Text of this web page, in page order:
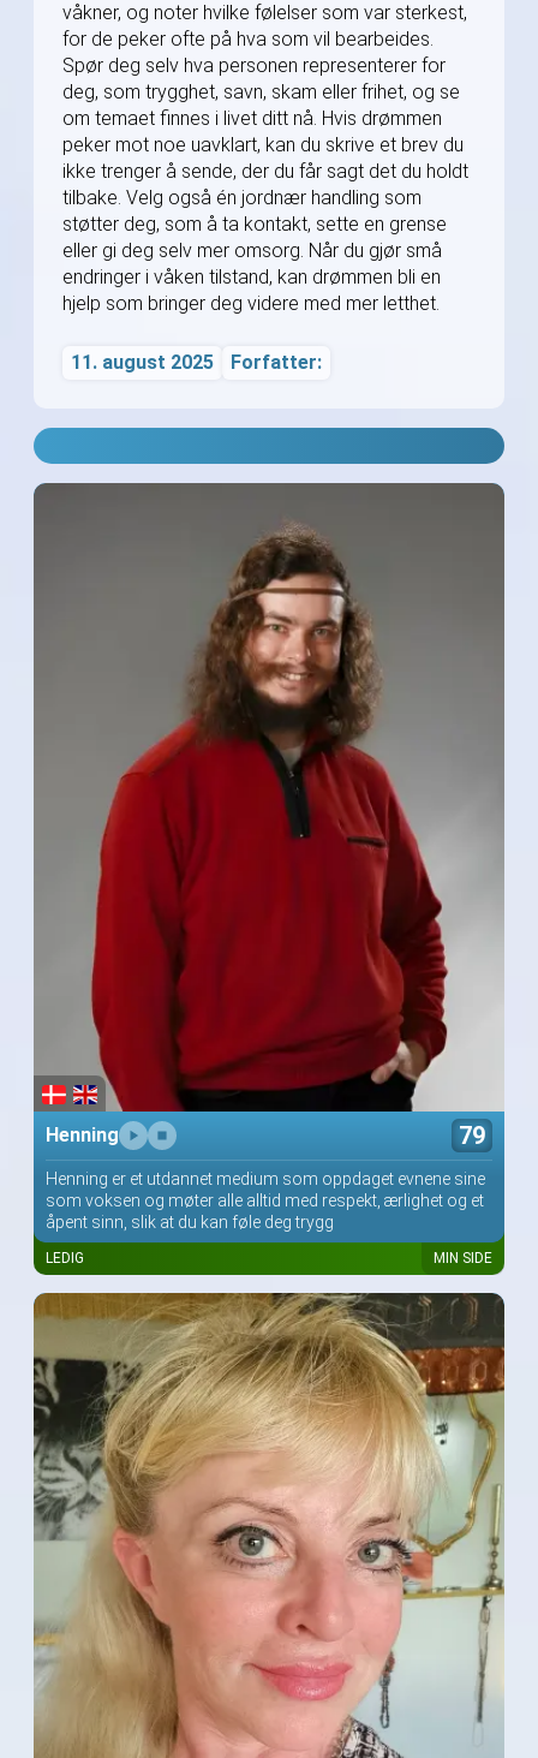
våkner, og noter hvilke følelser som var sterkest,
for de peker ofte på hva som vil bearbeides.
Spør deg selv hva personen representerer for
deg, som trygghet, savn, skam eller frihet, og se
om temaet finnes i livet ditt nå. Hvis drømmen
peker mot noe uavklart, kan du skrive et brev du
ikke trenger å sende, der du får sagt det du holdt
tilbake. Velg også én jordnær handling som
støtter deg, som å ta kontakt, sette en grense
eller gi deg selv mer omsorg. Når du gjør små
endringer i våken tilstand, kan drømmen bli en
hjelp som bringer deg videre med mer letthet.
11. august 2025 Forfatter:
Henning 79
Henning er et utdannet medium som oppdaget evnene sine
som voksen og møter alle alltid med respekt, ærlighet og et
åpent sinn, slik at du kan føle deg trygg
LEDIG MIN SIDE